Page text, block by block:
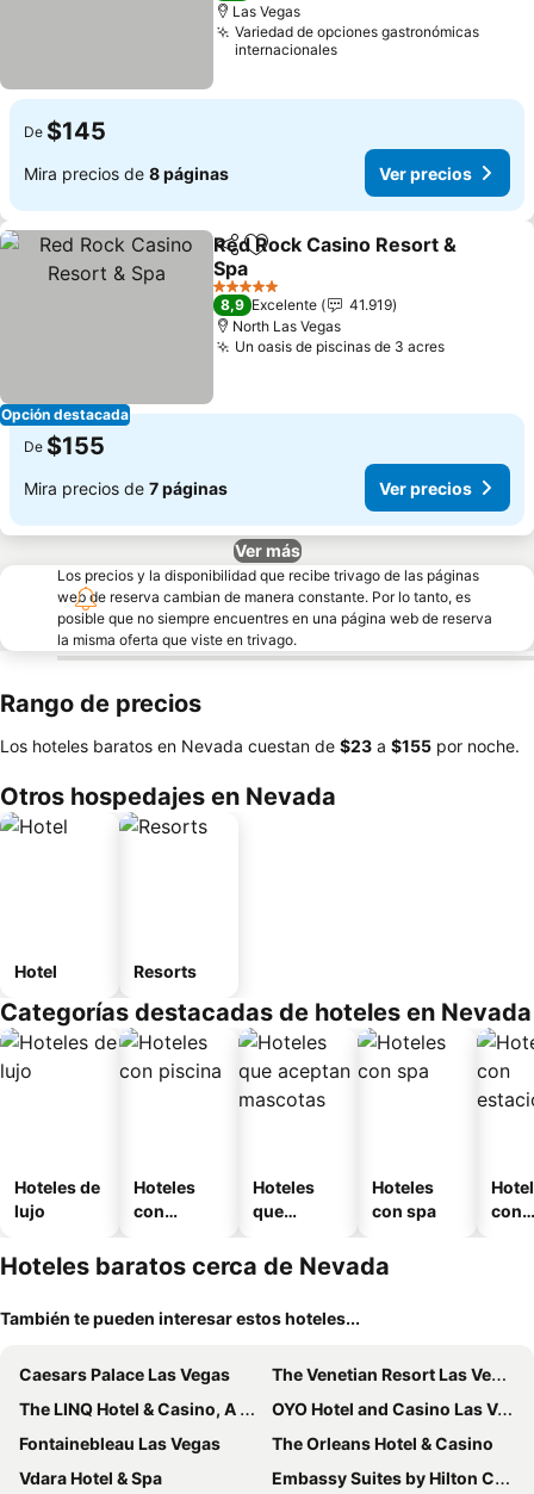
Las Vegas
Variedad de opciones gastronómicas
internacionales
De $145
Mira precios de 8 páginas Ver precios
Opción destacada
CompartirAgregar a favoritos
Red Rock Casino Resort &
Spa
Ver precios
5 Estrellas
8,9 Excelente
41.919
North Las Vegas
Un oasis de piscinas de 3 acresVer
De $155
Mira precios de 7 páginas Ver precios
Ver más
Los precios y la disponibilidad que recibe trivago de las páginas
web de reserva cambian de manera constante. Por lo tanto, es
posible que no siempre encuentres en una página web de reserva
la misma oferta que viste en trivago.
Rango de precios
Los hoteles baratos en Nevada cuestan de ‎$23 a ‎$155 por noche.
Otros hospedajes en Nevada
Hotel Resorts
Categorías destacadas de hoteles en Nevada
Hoteles de
lujo
Hoteles
con
Hoteles
que
mascotas
Hoteles
con spa
con
Hoteles baratos cerca de Nevada
También te pueden interesar estos hoteles...
Caesars Palace Las Vegas
The Venetian Resort Las Vegas
The LINQ Hotel & Casino, A Caesars Destination
OYO Hotel and Casino Las Vegas
Fontainebleau Las Vegas
The Orleans Hotel & Casino
Vdara Hotel & Spa
Embassy Suites by Hilton Convention Center Las Vegas